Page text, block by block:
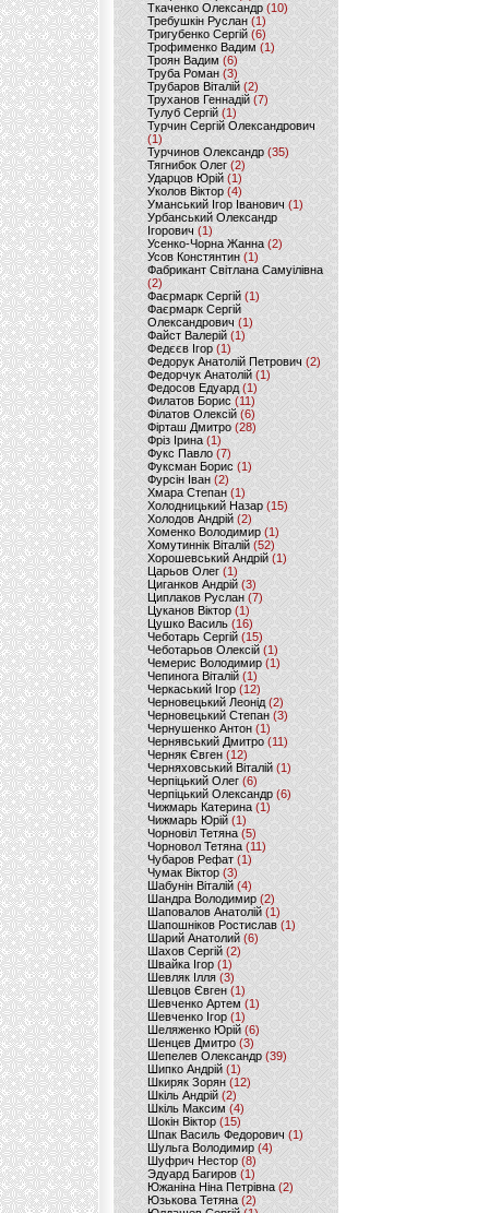
Ткаченко Олександр (10)
Требушкін Руслан (1)
Тригубенко Сергій(6)
Трофименко Вадим (1)
Троян Вадим (6)
Труба Роман(3)
Трубаров Віталій (2)
Труханов Геннадій (7)
Тулуб Сергій(1)
Турчин Сергій Олександрович
(1)
Турчинов Олександр(35)
Тягнибок Олег (2)
Ударцов Юрій (1)
Уколов Віктор(4)
Уманський Ігор Іванович(1)
Урбанський Олександр
Ігорович (1)
Усенко-Чорна Жанна (2)
Усов Констянтин(1)
Фабрикант Світлана Самуілівна
(2)
Фаєрмарк Сергій(1)
Фаєрмарк Сергій
Олександрович (1)
Файст Валерій(1)
Федєєв Ігор (1)
Федорук Анатолій Петрович (2)
Федорчук Анатолій (1)
Федосов Едуард (1)
Филатов Борис (11)
Філатов Олексій (6)
Фірташ Дмитро (28)
Фріз Ірина (1)
Фукс Павло (7)
Фуксман Борис (1)
Фурсін Іван (2)
Хмара Степан(1)
Холодницький Назар(15)
Холодов Андрій (2)
Хоменко Володимир (1)
Хомутиннік Віталій (52)
Хорошевський Андрій (1)
Царьов Олег (1)
Циганков Андрій (3)
Циплаков Руслан(7)
Цуканов Віктор (1)
Цушко Василь (16)
Чеботарь Сергій (15)
Чеботарьов Олексій (1)
Чемерис Володимир (1)
Чепинога Віталій (1)
Черкаський Ігор (12)
Черновецький Леонід(2)
Черновецький Степан (3)
Чернушенко Антон (1)
Чернявський Дмитро(11)
Черняк Євген(12)
Черняховський Віталій (1)
Черпіцький Олег (6)
Черпіцький Олександр (6)
Чижмарь Катерина (1)
Чижмарь Юрій (1)
Чорновіл Тетяна (5)
Чорновол Тетяна (11)
Чубаров Рефат (1)
Чумак Віктор(3)
Шабунін Віталій (4)
Шандра Володимир (2)
Шаповалов Анатолій(1)
Шапошніков Ростислав(1)
Шарий Анатолий(6)
Шахов Сергій(2)
Швайка Ігор (1)
Шевляк Ілля (3)
Шевцов Євген (1)
Шевченко Артем(1)
Шевченко Ігор(1)
Шеляженко Юрій (6)
Шенцев Дмитро (3)
Шепелев Олександр (39)
Шипко Андрій(1)
Шкиряк Зорян(12)
Шкіль Андрій(2)
Шкіль Максим (4)
Шокін Віктор (15)
Шпак Василь Федорович (1)
Шульга Володимир (4)
Шуфрич Нестор(8)
Эдуард Багиров (1)
Южаніна Ніна Петрівна (2)
Юзькова Тетяна(2)